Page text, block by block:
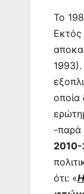
Το
οποία
-παρά
2010-
ότι: «